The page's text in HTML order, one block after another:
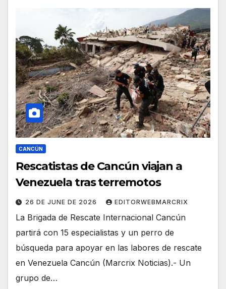
CANCÚN
Rescatistas de Cancún viajan a
Venezuela tras terremotos
26 DE JUNE DE 2026 EDITORWEBMARCRIX
La Brigada de Rescate Internacional Cancún
partirá con 15 especialistas y un perro de
búsqueda para apoyar en las labores de rescate
en Venezuela Cancún (Marcrix Noticias).- Un
grupo de…